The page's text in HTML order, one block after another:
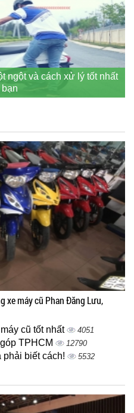
ngột và cách xử lý tốt nhất
xe máy cũ Phan Đăng Lưu,
cũ tốt nhất 4051
TPHCM 12790
phải biết cách! 5532